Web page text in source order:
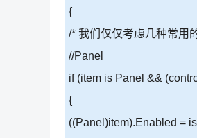
{
/* 我们仅仅考虑几种常用
//Panel
if (item is Panel &&
{
((Panel)item).Enabled =